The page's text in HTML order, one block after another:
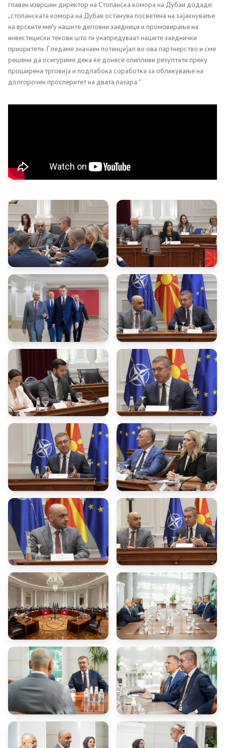
главен извршен директор на Стопанска комора на Дубаи додаде:
„стопанската комора на Дубаи останува посветена на зајакнување
на врските меѓу нашите деловни заедници и промовирање на
инвестициски текови што ги унапредуваат нашите заеднички
приоритети. Гледаме значаен потенцијал во ова партнерство и сме
решени да осигуриме дека ќе донесе опипливи резултати преку
проширена трговија и подлабока соработка за обликување на
долгорочен просперитет на двата пазара.“